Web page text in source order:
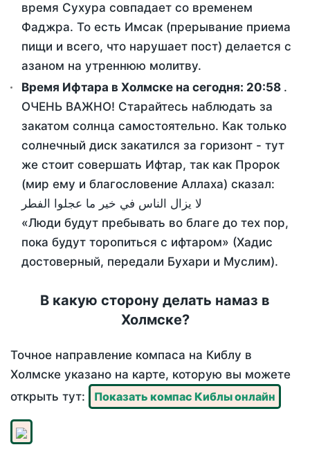
время Сухура совпадает со временем
Фаджра. То есть Имсак (прерывание приема
пищи и всего, что нарушает пост) делается с
азаном на утреннюю молитву.
Время Ифтара в Холмске на сегодня: 20:58 .
ОЧЕНЬ ВАЖНО! Старайтесь наблюдать за
закатом солнца самостоятельно. Как только
солнечный диск закатился за горизонт - тут
же стоит совершать Ифтар, так как Пророк
(мир ему и благословение Аллаха) сказал:
لا يزال الناس في خير ما عجلوا الفطر
«Люди будут пребывать во благе до тех пор,
пока будут торопиться с ифтаром» (Хадис
достоверный, передали Бухари и Муслим).
В какую сторону делать намаз в
Холмске?
Точное направление компаса на Киблу в
Холмске указано на карте, которую вы можете
открыть тут:
Показать компас Киблы онлайн